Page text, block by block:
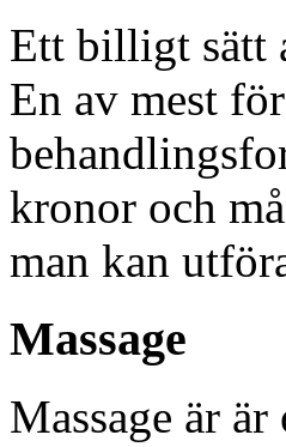
Ett billigt sätt
En av mest
kronor och
man kan
Massage
Massage är